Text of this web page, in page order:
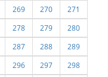
269 270
271
278 279
280
287 288
289
296 297
298